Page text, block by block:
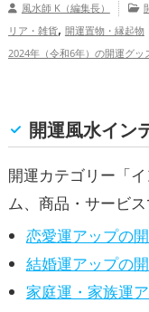
風水師 K（編集長）
リア・雑貨, 開運置物・縁起物
2024年（令和6年）の開運グッ
ィス・事務所の開運グッズ
形の鏡）ミラーの開運グッズ
運アップ
結婚運アップ 金運
,
運アップ,総合運・全体運アッ
開運風水インテリア・雑貨で
開運カテゴリー「
ム、商品・サービ
恋愛運アップの
結婚運アップの
家庭運・家族運